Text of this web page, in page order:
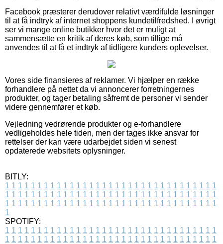
Facebook præsterer derudover relativt værdifulde løsninger
til at få indtryk af internet shoppens kundetilfredshed. I øvrigt
ser vi mange online butikker hvor det er muligt at
sammensætte en kritik af deres køb, som tillige må
anvendes til at få et indtryk af tidligere kunders oplevelser.
Vores side finansieres af reklamer. Vi hjælper en række
forhandlere på nettet da vi annoncerer forretningernes
produkter, og tager betaling såfremt de personer vi sender
videre gennemfører et køb.
Vejledning vedrørende produkter og e-forhandlere
vedligeholdes hele tiden, men der tages ikke ansvar for
rettelser der kan være udarbejdet siden vi senest
opdaterede websitets oplysninger.
BITLY:
1 1 1 1 1 1 1 1 1 1 1 1 1 1 1 1 1 1 1 1 1 1 1 1 1 1 1 1 1 1 1 1 1
1 1 1 1 1 1 1 1 1 1 1 1 1 1 1 1 1 1 1 1 1 1 1 1 1 1 1 1 1 1 1 1 1
1 1 1 1 1 1 1 1 1 1 1 1 1 1 1 1 1 1 1 1 1 1 1 1 1 1 1 1 1 1 1 1 1
1
SPOTIFY:
1 1 1 1 1 1 1 1 1 1 1 1 1 1 1 1 1 1 1 1 1 1 1 1 1 1 1 1 1 1 1 1 1
1 1 1 1 1 1 1 1 1 1 1 1 1 1 1 1 1 1 1 1 1 1 1 1 1 1 1 1 1 1 1 1 1